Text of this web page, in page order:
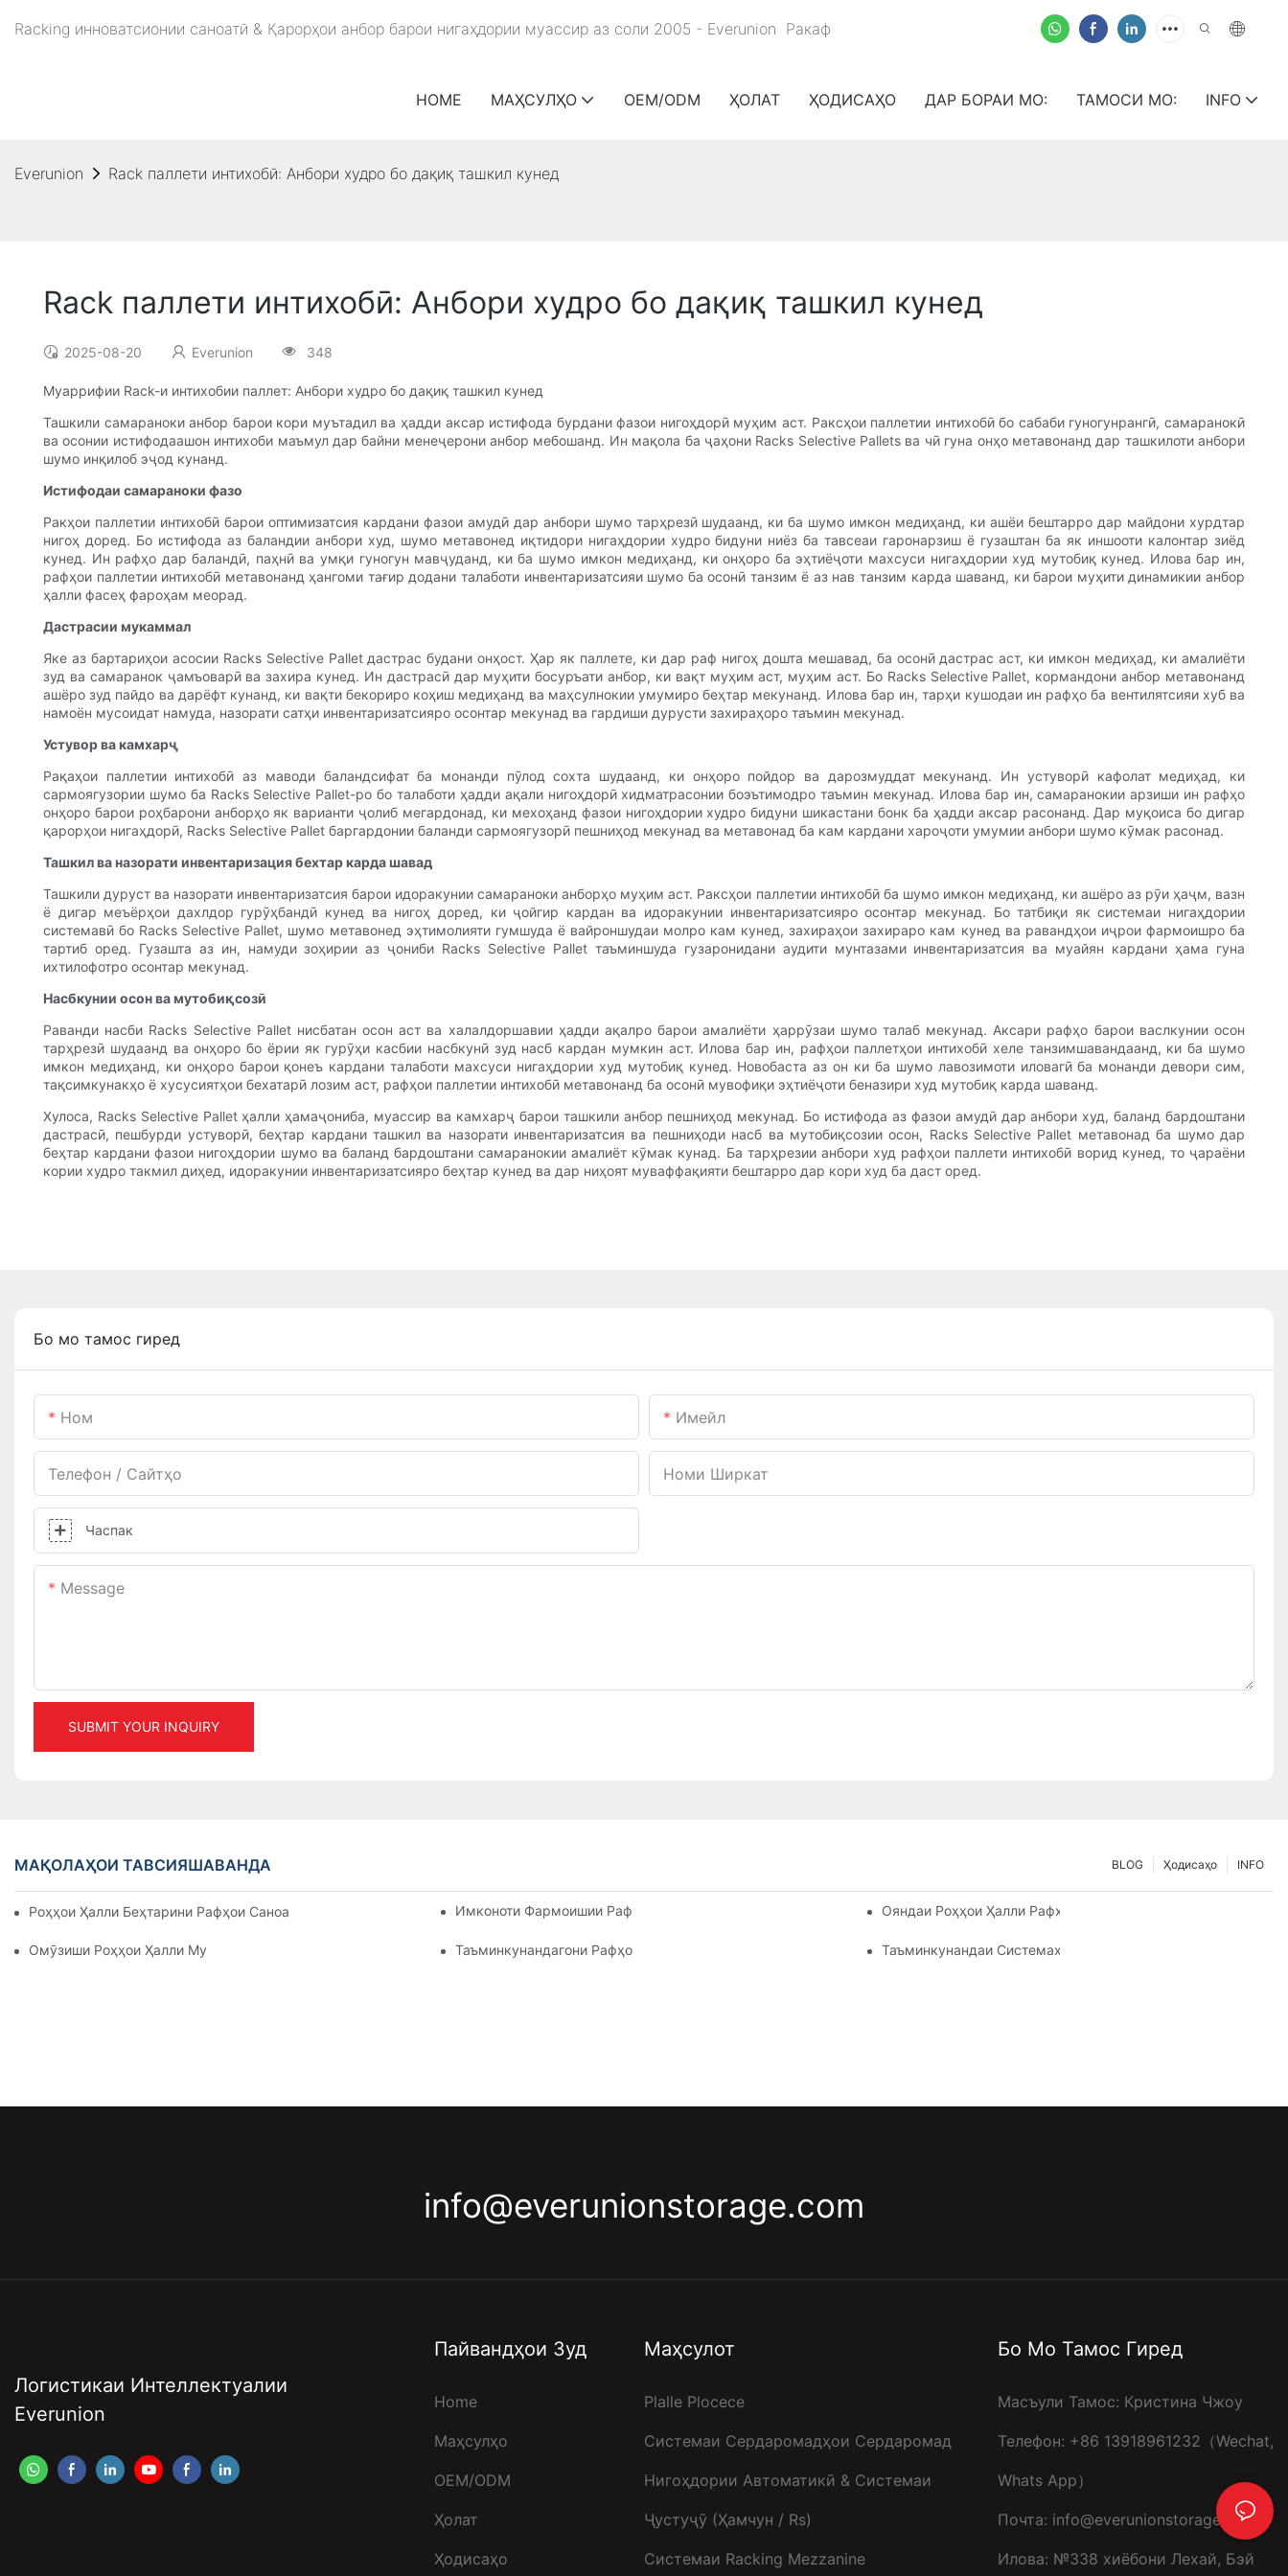
Racking инноватсионии саноатӣ & Қарорҳои анбор барои нигаҳдории муассир аз соли 2005 - Everunion Ракаф
HOME МАҲСУЛҲО OEM/ODM ҲОЛАТ ҲОДИСАҲО ДАР БОРАИ МО: ТАМОСИ МО: INFO
Everunion Rack паллети интихобӣ: Анбори худро бо дақиқ ташкил кунед
Rack паллети интихобӣ: Анбори худро бо дақиқ ташкил кунед
2025-08-20 Everunion 348
Муаррифии Rack-и интихобии паллет: Анбори худро бо дақиқ ташкил кунед
Ташкили самараноки анбор барои кори муътадил ва ҳадди аксар истифода бурдани фазои нигоҳдорӣ муҳим аст. Раксҳои паллетии интихобӣ бо сабаби гуногунрангӣ, самаранокӣ
ва осонии истифодаашон интихоби маъмул дар байни менеҷерони анбор мебошанд. Ин мақола ба ҷаҳони Racks Selective Pallets ва чӣ гуна онҳо метавонанд дар ташкилоти анбори
шумо инқилоб эҷод кунанд.
Истифодаи самараноки фазо
Ракҳои паллетии интихобӣ барои оптимизатсия кардани фазои амудӣ дар анбори шумо тарҳрезӣ шудаанд, ки ба шумо имкон медиҳанд, ки ашёи бештарро дар майдони хурдтар
нигоҳ доред. Бо истифода аз баландии анбори худ, шумо метавонед иқтидори нигаҳдории худро бидуни ниёз ба тавсеаи гаронарзиш ё гузаштан ба як иншооти калонтар зиёд
кунед. Ин рафҳо дар баландӣ, паҳнӣ ва умқи гуногун мавҷуданд, ки ба шумо имкон медиҳанд, ки онҳоро ба эҳтиёҷоти махсуси нигаҳдории худ мутобиқ кунед. Илова бар ин,
рафҳои паллетии интихобӣ метавонанд ҳангоми тағир додани талаботи инвентаризатсияи шумо ба осонӣ танзим ё аз нав танзим карда шаванд, ки барои муҳити динамикии анбор
ҳалли фасеҳ фароҳам меорад.
Дастрасии мукаммал
Яке аз бартариҳои асосии Racks Selective Pallet дастрас будани онҳост. Ҳар як паллете, ки дар раф нигоҳ дошта мешавад, ба осонӣ дастрас аст, ки имкон медиҳад, ки амалиёти
зуд ва самаранок ҷамъоварӣ ва захира кунед. Ин дастрасӣ дар муҳити босуръати анбор, ки вақт муҳим аст, муҳим аст. Бо Racks Selective Pallet, кормандони анбор метавонанд
ашёро зуд пайдо ва дарёфт кунанд, ки вақти бекориро коҳиш медиҳанд ва маҳсулнокии умумиро беҳтар мекунанд. Илова бар ин, тарҳи кушодаи ин рафҳо ба вентилятсияи хуб ва
намоён мусоидат намуда, назорати сатҳи инвентаризатсияро осонтар мекунад ва гардиши дурусти захираҳоро таъмин мекунад.
Устувор ва камхарҷ
Рақаҳои паллетии интихобӣ аз маводи баландсифат ба монанди пӯлод сохта шудаанд, ки онҳоро пойдор ва дарозмуддат мекунанд. Ин устуворӣ кафолат медиҳад, ки
сармоягузории шумо ба Racks Selective Pallet-ро бо талаботи ҳадди ақали нигоҳдорӣ хидматрасонии боэътимодро таъмин мекунад. Илова бар ин, самаранокии арзиши ин рафҳо
онҳоро барои роҳбарони анборҳо як варианти ҷолиб мегардонад, ки мехоҳанд фазои нигоҳдории худро бидуни шикастани бонк ба ҳадди аксар расонанд. Дар муқоиса бо дигар
қарорҳои нигаҳдорӣ, Racks Selective Pallet баргардонии баланди сармоягузорӣ пешниҳод мекунад ва метавонад ба кам кардани хароҷоти умумии анбори шумо кӯмак расонад.
Ташкил ва назорати инвентаризация бехтар карда шавад
Ташкили дуруст ва назорати инвентаризатсия барои идоракунии самараноки анборҳо муҳим аст. Раксҳои паллетии интихобӣ ба шумо имкон медиҳанд, ки ашёро аз рӯи ҳаҷм, вазн
ё дигар меъёрҳои дахлдор гурӯҳбандӣ кунед ва нигоҳ доред, ки ҷойгир кардан ва идоракунии инвентаризатсияро осонтар мекунад. Бо татбиқи як системаи нигаҳдории
системавӣ бо Racks Selective Pallet, шумо метавонед эҳтимолияти гумшуда ё вайроншудаи молро кам кунед, захираҳои захираро кам кунед ва равандҳои иҷрои фармоишро ба
тартиб оред. Гузашта аз ин, намуди зоҳирии аз ҷониби Racks Selective Pallet таъминшуда гузаронидани аудити мунтазами инвентаризатсия ва муайян кардани ҳама гуна
ихтилофотро осонтар мекунад.
Насбкунии осон ва мутобиқсозӣ
Раванди насби Racks Selective Pallet нисбатан осон аст ва халалдоршавии ҳадди ақалро барои амалиёти ҳаррӯзаи шумо талаб мекунад. Аксари рафҳо барои васлкунии осон
тарҳрезӣ шудаанд ва онҳоро бо ёрии як гурӯҳи касбии насбкунӣ зуд насб кардан мумкин аст. Илова бар ин, рафҳои паллетҳои интихобӣ хеле танзимшавандаанд, ки ба шумо
имкон медиҳанд, ки онҳоро барои қонеъ кардани талаботи махсуси нигаҳдории худ мутобиқ кунед. Новобаста аз он ки ба шумо лавозимоти иловагӣ ба монанди девори сим,
тақсимкунакҳо ё хусусиятҳои бехатарӣ лозим аст, рафҳои паллетии интихобӣ метавонанд ба осонӣ мувофиқи эҳтиёҷоти беназири худ мутобиқ карда шаванд.
Хулоса, Racks Selective Pallet ҳалли ҳамаҷониба, муассир ва камхарҷ барои ташкили анбор пешниҳод мекунад. Бо истифода аз фазои амудӣ дар анбори худ, баланд бардоштани
дастрасӣ, пешбурди устуворӣ, беҳтар кардани ташкил ва назорати инвентаризатсия ва пешниҳоди насб ва мутобиқсозии осон, Racks Selective Pallet метавонад ба шумо дар
беҳтар кардани фазои нигоҳдории шумо ва баланд бардоштани самаранокии амалиёт кӯмак кунад. Ба тарҳрезии анбори худ рафҳои паллети интихобӣ ворид кунед, то ҷараёни
кории худро такмил диҳед, идоракунии инвентаризатсияро беҳтар кунед ва дар ниҳоят муваффақияти бештарро дар кори худ ба даст оред.
Бо мо тамос гиред
Ном Имейл
Телефон / Сайтҳо Номи Ширкат
Часпак
Message
SUBMIT YOUR INQUIRY
МАҚОЛАҲОИ ТАВСИЯШАВАНДА INFO
Ҳодисаҳо
BLOG
Роҳҳои Ҳалли Беҳтарини Рафҳои Саноатӣ Барои Идоракунии Самараноки АнборИмконоти Фармоишии Рафҳои Паллетӣ: Мутобиқ Кардани Ниёзҳои Нигоҳдории ШумоОяндаи Роҳҳои Ҳалли Рафҳои Паллетӣ: Тамоюлҳо Ва
Омӯзиши Роҳҳои Ҳалли Муассири Рафҳои Нигоҳдорӣ Барои Ҳар Як СоҳаТаъминкунандагони Рафҳои Анбор: Ба Чӣ Диққат Додан Лозим АстТаъминкунандаи Системаҳои Раф: Омилҳои Калидӣ Барои
info@everunionstorage.com
Логистикаи Интеллектуалии
Everunion
Пайвандҳои Зуд
Home
Маҳсулҳо
OEM/ODM
Ҳолат
Ҳодисаҳо
Маҳсулот
Plalle Plocece
Системаи Сердаромадҳои Сердаромад
Нигоҳдории Автоматикӣ & Системаи
Ҷустуҷӯ (ҳамчун / Rs)
Системаи Racking Mezzanine
Бо Мо Тамос Гиред
Масъули Тамос: Кристина Чжоу
Телефон: +86 13918961232（Wechat,
Whats App）
Почта: info@everunionstorage.com
Илова: №338 хиёбони Лехай, Бэй